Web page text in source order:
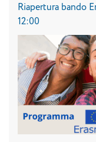
Riapertura bando
12:00